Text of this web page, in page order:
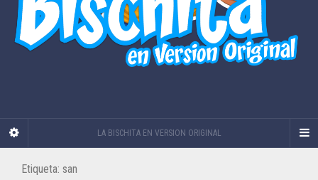
LA BISCHITA EN VERSION ORIGINAL
Etiqueta: san